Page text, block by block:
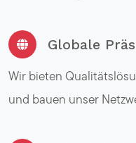
Globale
Wir bieten
und bauen unser